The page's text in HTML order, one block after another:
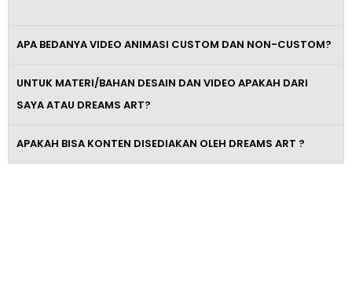
APA BEDANYA VIDEO ANIMASI CUSTOM DAN NON-CUSTOM?
UNTUK MATERI/BAHAN DESAIN DAN VIDEO APAKAH DARI
SAYA ATAU DREAMS ART?
APAKAH BISA KONTEN DISEDIAKAN OLEH DREAMS ART ?